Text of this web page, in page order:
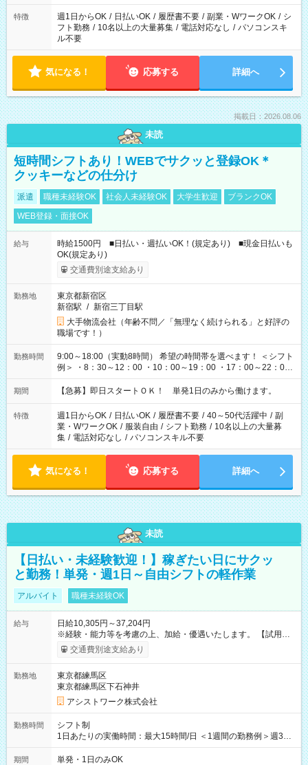
ください！
特徴 週1日からOK / 日払いOK / 履歴書不要 / 副業・WワークOK / シ
フト勤務 / 10名以上の大量募集 / 電話対応なし / パソコンスキ
ル不要
気になる！ 応募する 詳細へ
掲載日：2026.08.06
未読
短時間シフトあり！WEBでサクッと登録OK＊
クッキーなどの仕分け
派遣 職種未経験OK 社会人未経験OK 大学生歓迎
ブランクOK
WEB登録・面接OK
給与
時給1500円 ■日払い・週払いOK！(規定あり) ■現金日払いも
OK(規定あり)
交通費別途支給あり
勤務地
東京都新宿区
新宿駅 / 新宿三丁目駅
大手物流会社（年齢不問／「無理なく続けられる」と好評の
職場です！）
勤務時間
9:00～18:00（実動8時間） 希望の時間帯を選べます！ ＜シフト
例＞ ・8：30～12：00 ・10：00～19：00 ・17：00～22：00
・13：00～22：00 ・22：00～翌6：00 など
期間 【急募】即日スタートＯＫ！ 単発1日のみから働けます。
特徴 週1日からOK / 日払いOK / 履歴書不要 / 40～50代活躍中 / 副
業・WワークOK / 服装自由 / シフト勤務 / 10名以上の大量募
集 / 電話対応なし / パソコンスキル不要
気になる！ 応募する 詳細へ
未読
【日払い・未経験歓迎！】稼ぎたい日にサクッ
と勤務！単発・週1日～自由シフトの軽作業
アルバイト 職種未経験OK
給与
日給10,305円～37,204円
※経験・能力等を考慮の上、加給・優遇いたします。 【試用期
間】試用期間なし
交通費別途支給あり
勤務地
東京都練馬区
東京都練馬区下石神井
アシストワーク株式会社
勤務時間
シフト制
1日あたりの実働時間：最大15時間/日 ＜1週間の勤務例＞週3回
勤務 勤務：月・水・金 休み：火・木・土・日 好きな時にお仕事
可能です！ ※1日あたりの最大実働時間は日勤、夜勤共に勤務し
期間 単発・1日のみOK